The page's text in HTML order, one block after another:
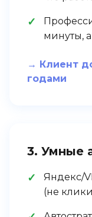
минуты,
→ Клиент
годами
3. Умные
Яндекс/
(не